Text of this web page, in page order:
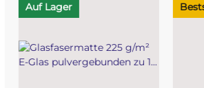
Auf Lager